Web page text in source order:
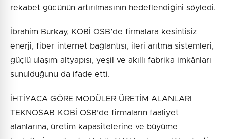
rekabet gücünün artırılmasının hedeflendiğini söyledi.
İbrahim Burkay, KOBİ OSB’de firmalara kesintisiz
enerji, fiber internet bağlantısı, ileri arıtma sistemleri,
güçlü ulaşım altyapısı, yeşil ve akıllı fabrika imkânları
sunulduğunu da ifade etti.
İHTİYACA GÖRE MODÜLER ÜRETİM ALANLARI
TEKNOSAB KOBİ OSB’de firmaların faaliyet
alanlarına, üretim kapasitelerine ve büyüme